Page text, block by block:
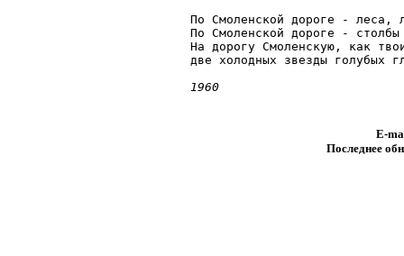
По Смоленской дороге - леса,
По Смоленской дороге -
На дорогу Смоленскую, как
две холодных звезды голубых
E-
Последнее